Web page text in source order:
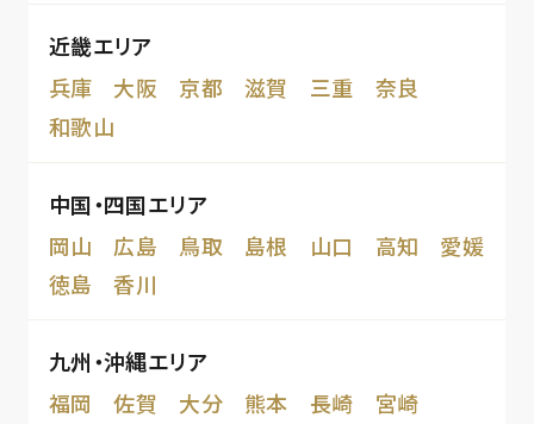
近畿エリア
兵庫
大阪 京都 滋賀 三重
奈良
和歌山
中国・四国エリア
岡山
広島 鳥取 島根 山口 高知
愛媛
徳島
香川
九州・沖縄エリア
福岡
佐賀 大分 熊本 長崎
宮崎